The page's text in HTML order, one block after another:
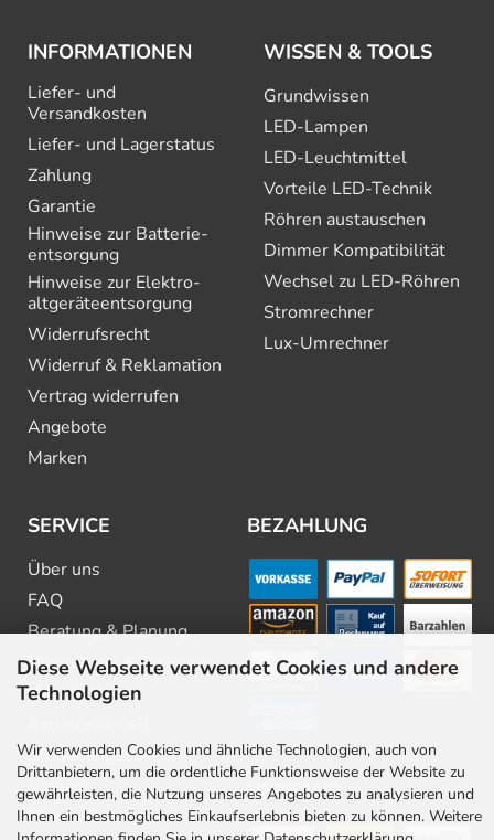
Diese Webseite verwendet Cookies und andere
Technologien
Wir verwenden Cookies und ähnliche Technologien, auch von
Drittanbietern, um die ordentliche Funktionsweise der Website zu
gewährleisten, die Nutzung unseres Angebotes zu analysieren und
Ihnen ein bestmögliches Einkaufserlebnis bieten zu können. Weitere
INFORMATIONEN
Liefer- und
Versandkosten
Liefer- und Lagerstatus
Zahlung
Garantie
Hinweise zur Batterie­
entsorgung
Hinweise zur Elektro­
altgeräte­entsorgung
Widerrufsrecht
Widerruf & Reklamation
Vertrag widerrufen
Angebote
Marken
WISSEN & TOOLS
Grundwissen
LED-Lampen
LED-Leuchtmittel
Vorteile LED-Technik
Röhren austauschen
Dimmer Kompatibilität
Wechsel zu LED-Röhren
Stromrechner
Lux-Umrechner
SERVICE
Über uns
FAQ
Beratung & Planung
Downloads & Kataloge
Newsletter
Stellenangebote
Kontakt
Rabatt Codes
BEZAHLUNG
VERSAND